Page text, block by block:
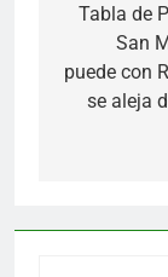
de
Tabla de
San
puede con
se aleja